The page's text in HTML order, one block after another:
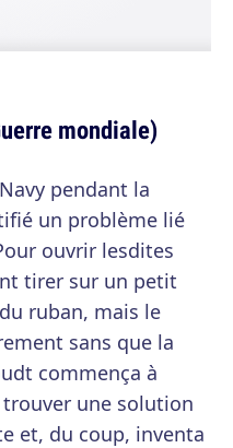
mondiale)
pendant la
un problème lié
ouvrir lesdites
tirer sur un petit
ruban, mais le
sans que la
commença à
une solution
et, du coup, inventa